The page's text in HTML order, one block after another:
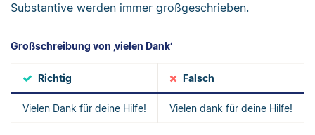
Substantive werden immer großgeschrieben.
Großschreibung von ‚vielen Dank‘
Richtig Falsch
Vielen Dank für deine Hilfe! Vielen dank für deine Hilfe!